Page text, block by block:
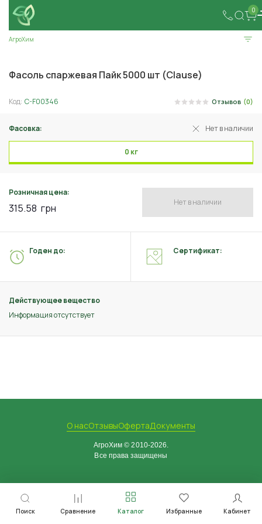
0
Поиск Сравнение Каталог Избранные Кабинет
АгроХим
Фасоль спаржевая Пайк 5000 шт (Clause)
Код: C-F00346 Отзывов (0)
Фасовка: Нет в наличии
0 кг
Розничная цена:
315.58 грн Нет в наличии
Действующее вещество
Информация отсутствует
Годен до: Сертификат:
О насОтзывыОфертаДокументы
АгроХим © 2010-2026.
Все права защищены